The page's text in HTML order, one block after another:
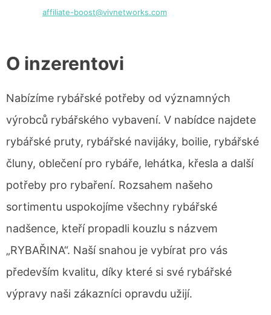
affiliate-boost@vivnetworks.com
O inzerentovi
Nabízíme rybářské potřeby od významných
výrobců rybářského vybavení. V nabídce najdete
rybářské pruty, rybářské navijáky, boilie, rybářské
čluny, oblečení pro rybáře, lehátka, křesla a další
potřeby pro rybaření. Rozsahem našeho
sortimentu uspokojíme všechny rybářské
nadšence, kteří propadli kouzlu s názvem
„RYBAŘINA“. Naší snahou je vybírat pro vás
především kvalitu, díky které si své rybářské
výpravy naši zákazníci opravdu užijí.